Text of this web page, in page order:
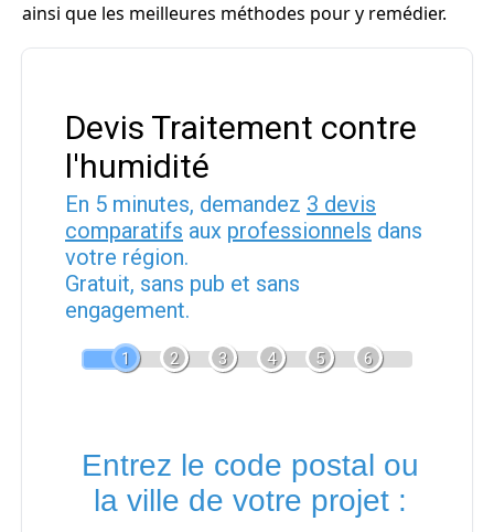
ainsi que les meilleures méthodes pour y remédier.
Devis Traitement contre
l'humidité
En 5 minutes, demandez 3 devis
comparatifs aux professionnels dans
votre région.
Gratuit, sans pub et sans
engagement.
1 2 3 4 5 6
Entrez le code postal ou
la ville de votre projet :